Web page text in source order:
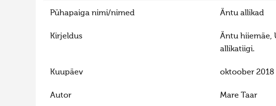
Pühapaiga nimi/nimed Äntu allikad
Kirjeldus
Äntu hiiemäe,
allikatiigi.
Kuupäev oktoober 2018
Autor Mare Taar